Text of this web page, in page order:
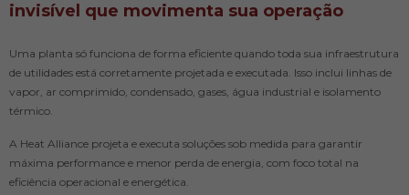
invisível que movimenta sua operação
Uma planta só funciona de forma eficiente quando toda sua infraestrutura
de utilidades está corretamente projetada e executada. Isso inclui linhas de
vapor, ar comprimido, condensado, gases, água industrial e isolamento
térmico.
A Heat Alliance projeta e executa soluções sob medida para garantir
máxima performance e menor perda de energia, com foco total na
eficiência operacional e energética.